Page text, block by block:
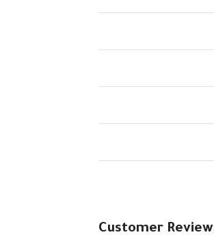
Customer